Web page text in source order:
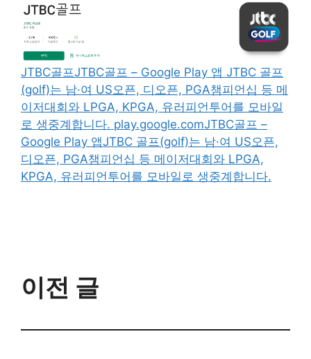
JTBC골프JTBC골프 – Google Play 앱 JTBC 골프
(golf)는 남·여 US오픈, 디오픈, PGA챔피언십 등 메
이저대회와 LPGA, KPGA, 유러피언투어를 모바일
로 생중계합니다. play.google.comJTBC골프 –
Google Play 앱JTBC 골프(golf)는 남·여 US오픈,
디오픈, PGA챔피언십 등 메이저대회와 LPGA,
KPGA, 유러피언투어를 모바일로 생중계합니다.
이전 글